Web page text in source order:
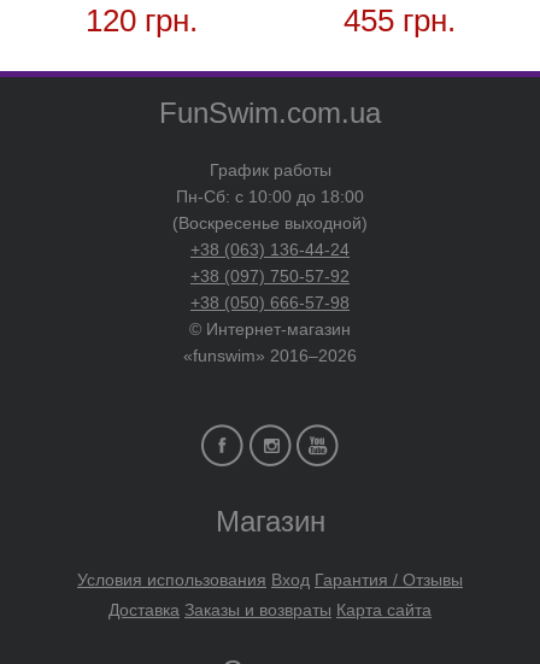
120 грн. 455 грн.
FunSwim.com.ua
График работы
Пн-Сб: с 10:00 до 18:00
(Воскресенье выходной)
+38 (063) 136-44-24
+38 (097) 750-57-92
+38 (050) 666-57-98
© Интернет-магазин
«funswim» 2016–2026
Магазин
Условия использования Вход Гарантия / Отзывы
Доставка Заказы и возвраты Карта сайта